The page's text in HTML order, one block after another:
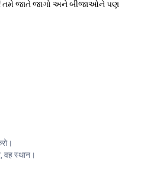
તમે જાતે જાગો અને બીજાઓને પણ
वह स्थान।